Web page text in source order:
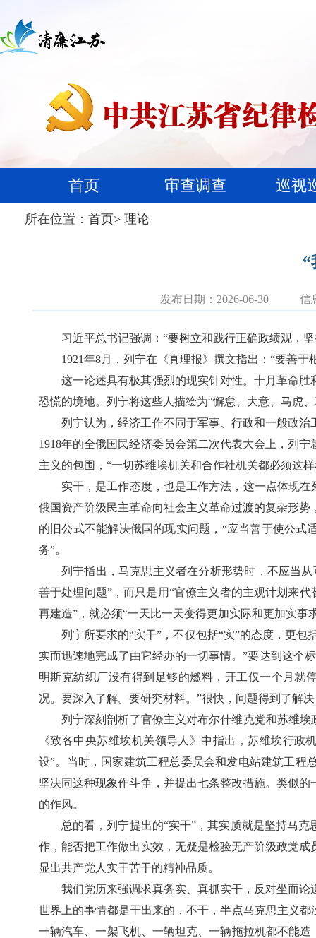
首页 审查调查 巡视
所在位置： 首页> 理论
“
发布日期：2026-06-30 信
习近平总书记强调：“要树立和践行正确政绩观，
1921年8月，列宁在《真理报》撰文指出：“要善
这一论述具有极其强烈的现实针对性。十月革命
恐慌的境地。列宁将这些人描绘为“懈怠、大意、马虎
列宁认为，经济工作不同于军事、行政和一般政
1918年的全俄国民经济委员会第二次代表大会上，列
主义的包围，“一切苏维埃机关和合作社机关都必须这
实干，是工作态度，也是工作方法，这一点体现
俄国资产阶级民主革命向社会主义革命过渡的复杂形
的旧公式不能解决俄国的现实问题，“应当善于使公式
务”。
列宁指出，马克思主义者在分析形势时，不应当
善于处理问题”，而只是用“官僚主义者的主观计划来
再建造”，就必须“一天比一天变得更加实际和更加实事
列宁所要求的“实干”，不仅包括“实”的态度，更
实而迅速地完成了由它经办的一切事情。”要达到这个
明斯克纺织厂没有得到足够的燃料，开工仅一个月就
况。要深入了解。要研究材料。”很快，问题得到了解
列宁深刻剖析了官僚主义对布尔什维克党和苏维
《致各中央苏维埃机关领导人》中指出，苏维埃行
设”。当时，国家建筑工程总委员会和发电站建筑工程
坚决同这种现象作斗争，并提出七条整改措施。类似
的作风。
总的看，列宁提出的“实干”，其实质就是坚持马
作，能否把工作做出实效，无疑是检验无产阶级政党
显出共产党人实干苦干的精神品质。
我们党历来强调求真务实、真抓实干，反对坐而
世界上的事情都是干出来的，不干，半点马克思主义
一辆汽车、一架飞机、一辆坦克、一辆拖拉机都不能